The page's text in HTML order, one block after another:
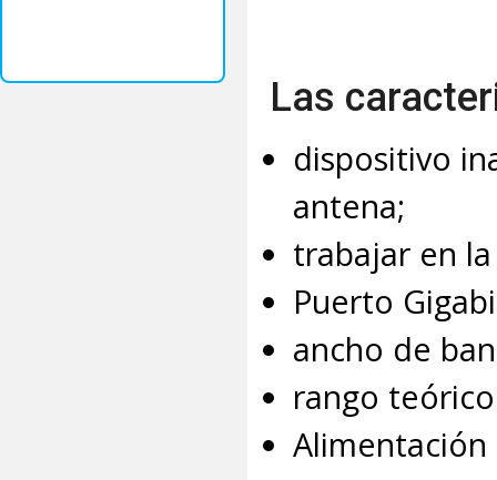
Las
dispositivo
antena;
trabajar en
Puerto
ancho de
rango
Alimentación